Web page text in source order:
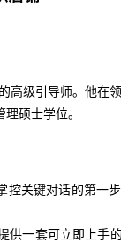
高级引导师。他在
硕士学位。
控关键对话的第一
供一套可立即上手